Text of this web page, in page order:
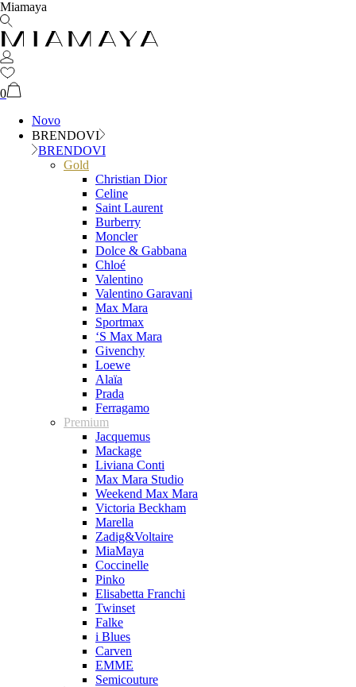
Miamaya
0
Novo
BRENDOVI
BRENDOVI
Gold
Christian Dior
Celine
Saint Laurent
Burberry
Moncler
Dolce & Gabbana
Chloé
Valentino
Valentino Garavani
Max Mara
Sportmax
‘S Max Mara
Givenchy
Loewe
Alaïa
Prada
Ferragamo
Premium
Jacquemus
Mackage
Liviana Conti
Max Mara Studio
Weekend Max Mara
Victoria Beckham
Marella
Zadig&Voltaire
MiaMaya
Coccinelle
Pinko
Elisabetta Franchi
Twinset
Falke
i Blues
Carven
EMME
Semicouture